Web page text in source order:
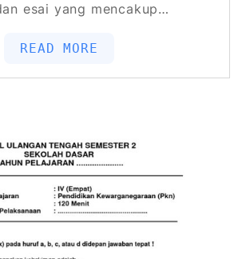
esai yang mencakup…
READ MORE